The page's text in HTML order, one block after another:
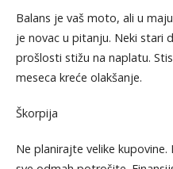
Balans je vaš moto, ali u
je novac u pitanju. Neki stari
prošlosti stižu na naplatu.
meseca kreće olakšanje.
Škorpija
Ne planirajte velike